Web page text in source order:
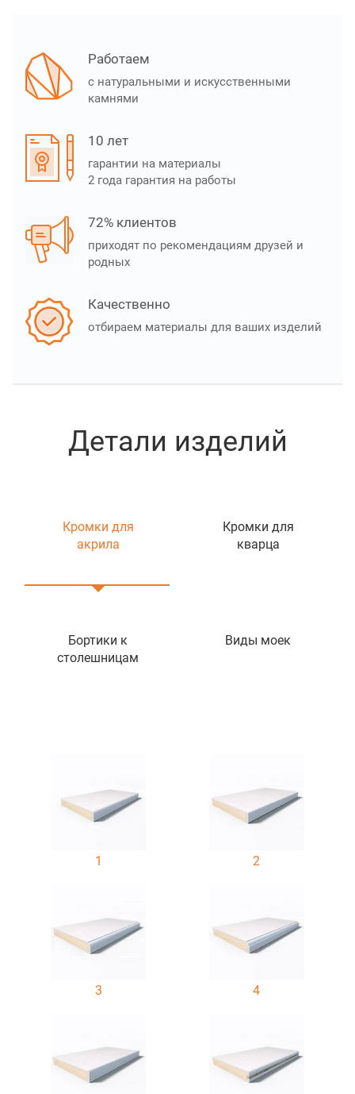
Работаем
с натуральными и искусственными
камнями
10 лет
гарантии на материалы
2 года гарантия на работы
72% клиентов
приходят по рекомендациям друзей и
родных
Качественно
отбираем материалы для ваших изделий
Детали изделий
Кромки для
акрила
Кромки для
кварца
Бортики к
столешницам
Виды моек
1 2
3 4